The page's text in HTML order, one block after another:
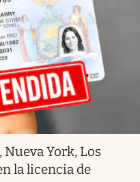
York, Los
la licencia de